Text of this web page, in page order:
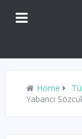
Home
Yabancı